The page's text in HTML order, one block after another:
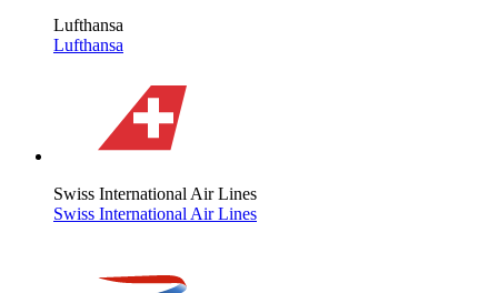
Lufthansa
Lufthansa
Swiss International Air Lines
Swiss International Air Lines